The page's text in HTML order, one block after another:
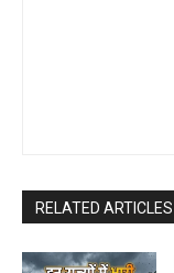
RELATED ARTICLES